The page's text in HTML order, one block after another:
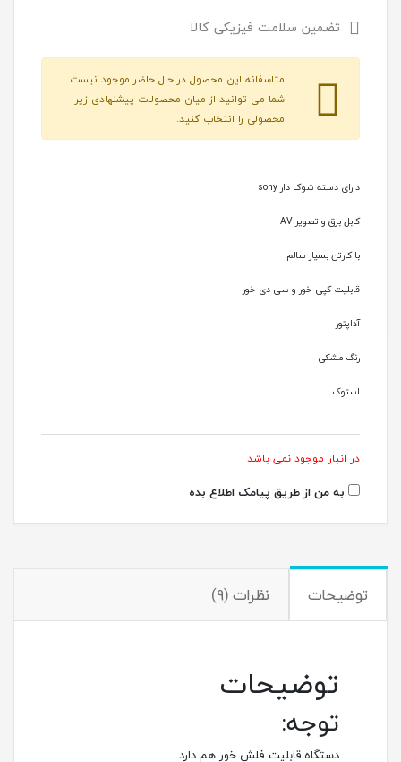
تضمین سلامت فیزیکی کالا
متاسفانه این محصول در حال حاضر موجود نیست.
شما می توانید از میان محصولات پیشنهادی زیر
محصولی را انتخاب کنید.
دارای دسته شوک دار sony
کابل برق و تصویر AV
با کارتن بسیار سالم
قابلیت کپی خور و سی دی خور
آداپتور
رنگ مشکی
استوک
در انبار موجود نمی باشد
به من از طریق پیامک اطلاع بده
توضیحات نظرات (9)
توضیحات
توجه:
دستگاه قابلیت فلش خور هم دارد